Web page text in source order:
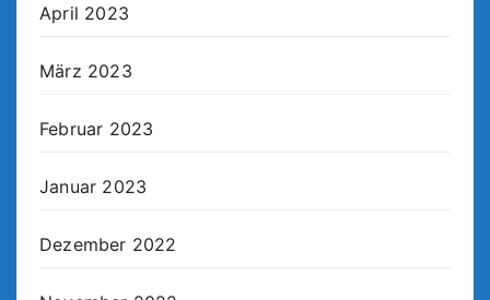
April 2023
März 2023
Februar 2023
Januar 2023
Dezember 2022